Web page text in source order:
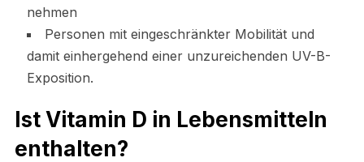
nehmen
Personen mit eingeschränkter Mobilität und
damit einhergehend einer unzureichenden UV-B-
Exposition.
Ist Vitamin D in Lebensmitteln
enthalten?